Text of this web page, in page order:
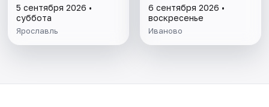
5 сентября 2026 •
суббота
Ярославль
6 сентября 2026 •
воскресенье
Иваново